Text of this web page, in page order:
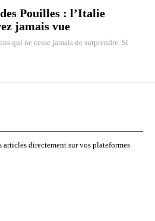
Pouilles : l’Italie
jamais vue
qui ne cesse jamais de surprendre. Si
articles directement sur vos plateformes